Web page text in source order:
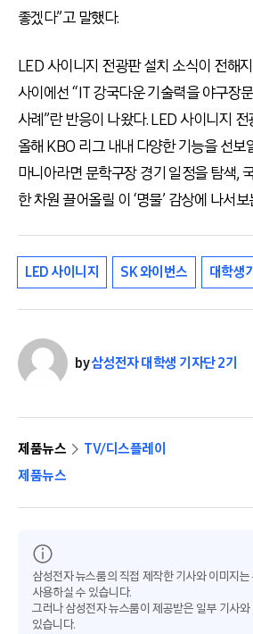
좋겠다”고 말했다.
LED 사이니지 전광판 설치 소식이 전해
사이에선 “IT 강국다운 기술력을 야구장
사례”란 반응이 나왔다. LED 사이니지
올해 KBO 리그 내내 다양한 기능을 선보
마니아라면 문학구장 경기 일정을 탐색,
한 차원 끌어올릴 이 ‘명물’ 감상에 나서
LED 사이니지 SK 와이번스 대학생
by삼성전자 대학생 기자단 2기
제품뉴스
TV/디스플레이
제품뉴스
삼성전자 뉴스룸의 직접 제작한 기사와 이미지는
사용하실 수 있습니다.
그러나 삼성전자 뉴스룸이 제공받은 일부 기사와
있습니다.